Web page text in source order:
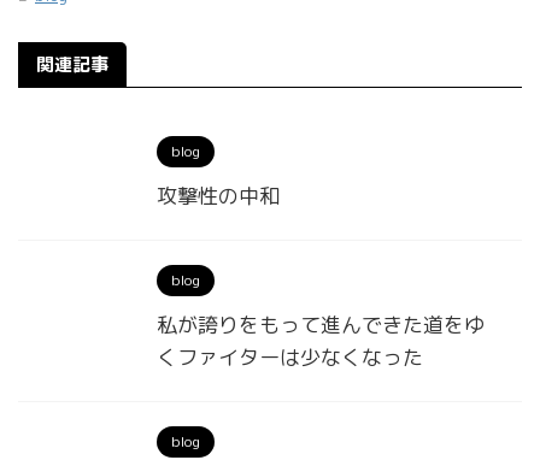
関連記事
blog
攻撃性の中和
blog
私が誇りをもって進んできた道をゆ
くファイターは少なくなった
blog